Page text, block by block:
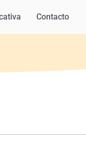
Contacto